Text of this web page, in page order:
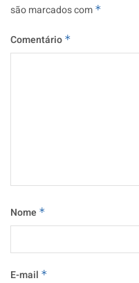
são marcados com *
Comentário *
Nome *
E-mail *